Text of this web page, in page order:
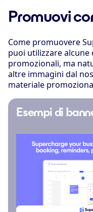
Promuovi
Come promuovere
puoi utilizzare
promozionali, ma
altre immagini dal
materiale
Esempi di